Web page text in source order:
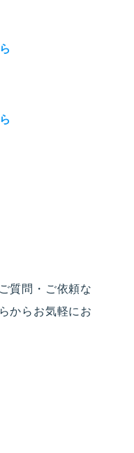
質問・ご依頼な
からお気軽にお